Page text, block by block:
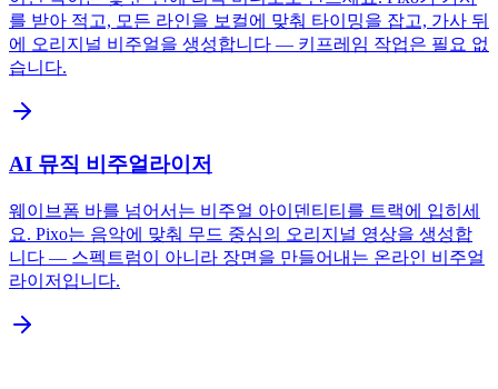
를 받아 적고, 모든 라인을 보컬에 맞춰 타이밍을 잡고, 가사 뒤
에 오리지널 비주얼을 생성합니다 — 키프레임 작업은 필요 없
습니다.
AI 뮤직 비주얼라이저
웨이브폼 바를 넘어서는 비주얼 아이덴티티를 트랙에 입히세
요. Pixo는 음악에 맞춰 무드 중심의 오리지널 영상을 생성합
니다 — 스펙트럼이 아니라 장면을 만들어내는 온라인 비주얼
라이저입니다.